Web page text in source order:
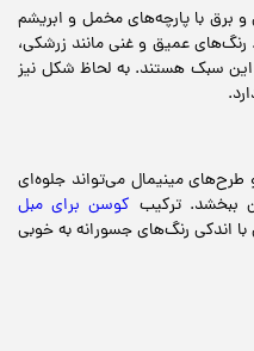
برق با پارچه‌های مخمل و ابریشم
عمیق و غنی مانند زرشکی،
سبک هستند. به لحاظ شکل نیز
مینیمال می‌تواند جلوه‌ای
ببخشد. ترکیب کوسن برای مبل
اندکی رنگ‌های جسورانه به خوبی